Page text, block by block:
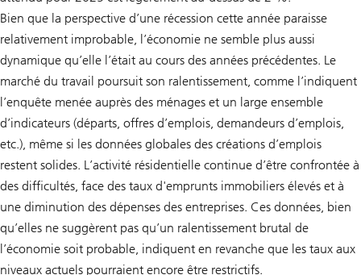
Bien que la perspective d’une récession cette année paraisse
relativement improbable, l’économie ne semble plus aussi
dynamique qu’elle l’était au cours des années précédentes. Le
marché du travail poursuit son ralentissement, comme l’indiquent
l’enquête menée auprès des ménages et un large ensemble
d’indicateurs (départs, offres d’emplois, demandeurs d’emplois,
etc.), même si les données globales des créations d’emplois
restent solides. L’activité résidentielle continue d’être confrontée à
des difficultés, face des taux d'emprunts immobiliers élevés et à
une diminution des dépenses des entreprises. Ces données, bien
qu’elles ne suggèrent pas qu’un ralentissement brutal de
l’économie soit probable, indiquent en revanche que les taux aux
niveaux actuels pourraient encore être restrictifs.